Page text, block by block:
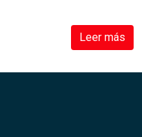
Leer más